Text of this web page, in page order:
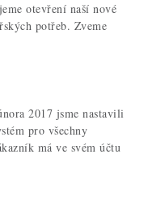
otevření naší nové
potřeb. Zveme
2017 jsme nastavili
pro všechny
má ve svém účtu